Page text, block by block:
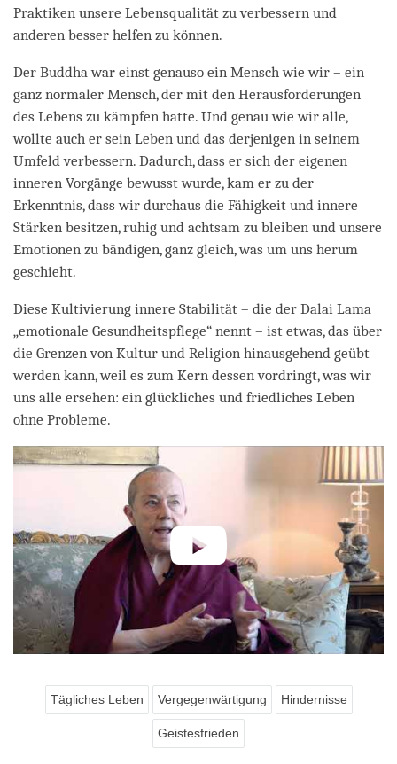
Praktiken unsere Lebensqualität zu verbessern und
anderen besser helfen zu können.
Der Buddha war einst genauso ein Mensch wie wir – ein
ganz normaler Mensch, der mit den Herausforderungen
des Lebens zu kämpfen hatte. Und genau wie wir alle,
wollte auch er sein Leben und das derjenigen in seinem
Umfeld verbessern. Dadurch, dass er sich der eigenen
inneren Vorgänge bewusst wurde, kam er zu der
Erkenntnis, dass wir durchaus die Fähigkeit und innere
Stärken besitzen, ruhig und achtsam zu bleiben und unsere
Emotionen zu bändigen, ganz gleich, was um uns herum
geschieht.
Diese Kultivierung innere Stabilität – die der Dalai Lama
„emotionale Gesundheitspflege“ nennt – ist etwas, das über
die Grenzen von Kultur und Religion hinausgehend geübt
werden kann, weil es zum Kern dessen vordringt, was wir
uns alle ersehen: ein glückliches und friedliches Leben
ohne Probleme.
Tägliches Leben Vergegenwärtigung Hindernisse
Geistesfrieden